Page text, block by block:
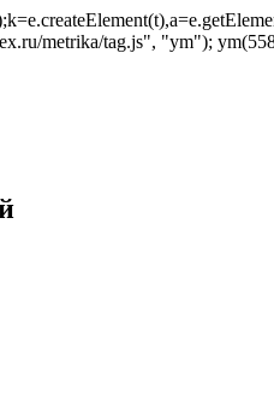
metrika/tag.js", "ym");